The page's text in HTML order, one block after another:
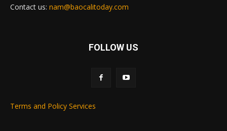
Contact us: nam@baocalitoday.com
FOLLOW US
Terms and Policy Services